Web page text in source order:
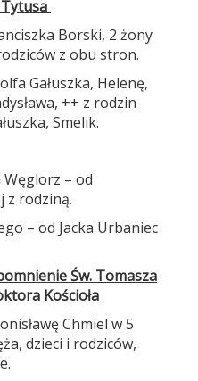
Borski, 2 żony
z obu stron.
Gałuszka, Helenę,
++ z rodzin
Smelik.
Węglorz – od
z rodziną.
– od Jacka Urbaniec
Św. Tomasza
Kościoła
Chmiel w 5
dzieci i rodziców,